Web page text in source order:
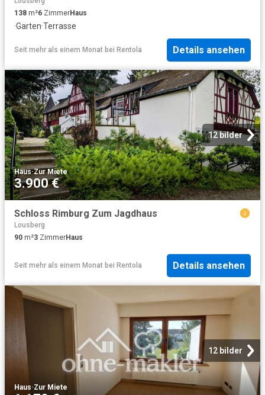
138 m²6 ZimmerHaus
·Garten·Terrasse
Seit mehr als einem Monat bei Rentola Details ansehen
12 bilder
Haus·Zur Miete
3.900 €
Schloss Rimburg Zum Jagdhaus
Lousberg
90 m²3 ZimmerHaus
Seit mehr als einem Monat bei Rentola Details ansehen
12 bilder
Haus·Zur Miete